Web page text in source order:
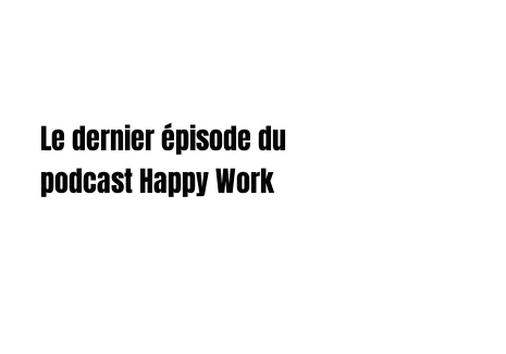
Le dernier épisode du
podcast Happy Work